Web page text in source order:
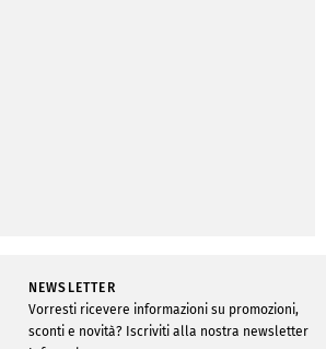
NEWSLETTER
Vorresti ricevere informazioni su promozioni,
sconti e novità? Iscriviti alla nostra newsletter